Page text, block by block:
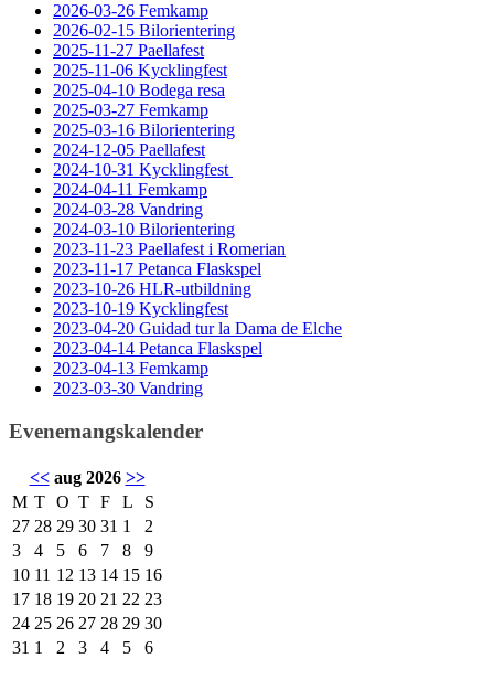
2026-03-26 Femkamp
2026-02-15 Bilorientering
2025-11-27 Paellafest
2025-11-06 Kycklingfest
2025-04-10 Bodega resa
2025-03-27 Femkamp
2025-03-16 Bilorientering
2024-12-05 Paellafest
2024-10-31 Kycklingfest
2024-04-11 Femkamp
2024-03-28 Vandring
2024-03-10 Bilorientering
2023-11-23 Paellafest i Romerian
2023-11-17 Petanca Flaskspel
2023-10-26 HLR-utbildning
2023-10-19 Kycklingfest
2023-04-20 Guidad tur la Dama de Elche
2023-04-14 Petanca Flaskspel
2023-04-13 Femkamp
2023-03-30 Vandring
Evenemangskalender
<<aug 2026 >>
M T O T F L
S
27 28 29 30 31 1
2
3
4 5 6 7 8
9
10 11 12 13 14 15 16
17 18 19 20 21 22 23
24 25 26 27 28 29 30
31 1 2 3 4 5 6